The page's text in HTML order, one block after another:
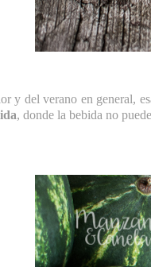
y del verano en general,
, donde la bebida no